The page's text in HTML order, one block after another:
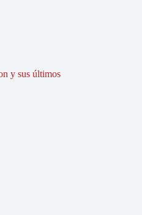
y sus últimos